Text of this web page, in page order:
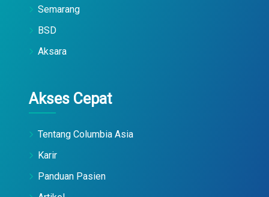
Semarang
BSD
Aksara
Akses Cepat
Tentang Columbia Asia
Karir
Panduan Pasien